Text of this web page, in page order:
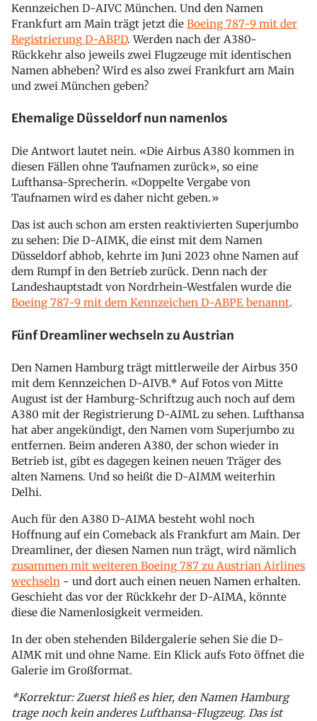
Kennzeichen D-AIVC München. Und den Namen
Frankfurt am Main trägt jetzt die Boeing 787-9 mit der
Registrierung D-ABPD. Werden nach der A380-
Rückkehr also jeweils zwei Flugzeuge mit identischen
Namen abheben? Wird es also zwei Frankfurt am Main
und zwei München geben?
Ehemalige Düsseldorf nun namenlos
Die Antwort lautet nein. «Die Airbus A380 kommen in
diesen Fällen ohne Taufnamen zurück», so eine
Lufthansa-Sprecherin. «Doppelte Vergabe von
Taufnamen wird es daher nicht geben.»
Das ist auch schon am ersten reaktivierten Superjumbo
zu sehen: Die D-AIMK, die einst mit dem Namen
Düsseldorf abhob, kehrte im Juni 2023 ohne Namen auf
dem Rumpf in den Betrieb zurück. Denn nach der
Landeshauptstadt von Nordrhein-Westfalen wurde die
Boeing 787-9 mit dem Kennzeichen D-ABPE benannt.
Fünf Dreamliner wechseln zu Austrian
Den Namen Hamburg trägt mittlerweile der Airbus 350
mit dem Kennzeichen D-AIVB.* Auf Fotos von Mitte
August ist der Hamburg-Schriftzug auch noch auf dem
A380 mit der Registrierung D-AIML zu sehen. Lufthansa
hat aber angekündigt, den Namen vom Superjumbo zu
entfernen. Beim anderen A380, der schon wieder in
Betrieb ist, gibt es dagegen keinen neuen Träger des
alten Namens. Und so heißt die D-AIMM weiterhin
Delhi.
Auch für den A380 D-AIMA besteht wohl noch
Hoffnung auf ein Comeback als Frankfurt am Main. Der
Dreamliner, der diesen Namen nun trägt, wird nämlich
zusammen mit weiteren Boeing 787 zu Austrian Airlines
wechseln - und dort auch einen neuen Namen erhalten.
Geschieht das vor der Rückkehr der D-AIMA, könnte
diese die Namenlosigkeit vermeiden.
In der oben stehenden Bildergalerie sehen Sie die D-
AIMK mit und ohne Name. Ein Klick aufs Foto öffnet die
Galerie im Großformat.
*Korrektur: Zuerst hieß es hier, den Namen Hamburg
trage noch kein anderes Lufthansa-Flugzeug. Das ist